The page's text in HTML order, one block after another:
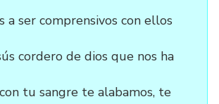
a ser comprensivos con ellos
cordero de dios que nos ha
tu sangre te alabamos, te